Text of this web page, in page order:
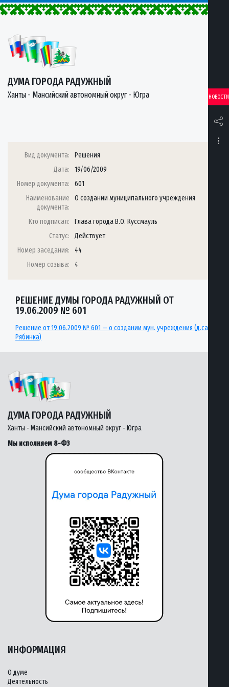
ДУМА ГОРОДА РАДУЖНЫЙ
Ханты - Мансийский автономный округ - Югра НОВОСТИ
Вид документа:
Решения
Дата:
19/06/2009
Номер документа:
601
Наименование
документа:
О создании муниципального учреждения
Кто подписал:
Глава города В.О. Куссмауль
Статус:
Действует
Номер заседания:
44
Номер созыва:
4
РЕШЕНИЕ ДУМЫ ГОРОДА РАДУЖНЫЙ ОТ
19.06.2009 № 601
Решение от 19.06.2009 № 601 — о создании мун. учреждения (д.сад
Рябинка)
ДУМА ГОРОДА РАДУЖНЫЙ
Ханты - Мансийский автономный округ - Югра
Мы исполняем 8-ФЗ
ИНФОРМАЦИЯ
О думе
Деятельность